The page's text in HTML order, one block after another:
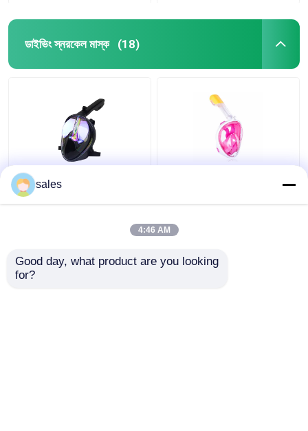
ডাইভিং স্নরকেল মাস্ক (18)
সিলিকন 180 ডিগ্রি ফুল ফেস
স্নোরকেল ডাইভিং ব্যবহার করে
sales
4:46 AM
Good day, what product are you looking
for?